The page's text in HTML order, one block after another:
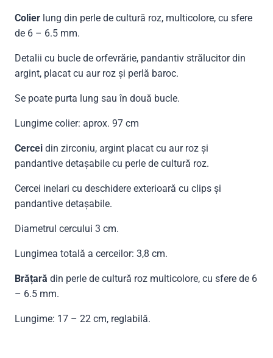
Colier lung din perle de cultură roz, multicolore, cu sfere
de 6 – 6.5 mm.
Detalii cu bucle de orfevrărie, pandantiv strălucitor din
argint, placat cu aur roz și perlă baroc.
Se poate purta lung sau în două bucle.
Lungime colier: aprox. 97 cm
Cercei din zirconiu, argint placat cu aur roz și
pandantive detașabile cu perle de cultură roz.
Cercei inelari cu deschidere exterioară cu clips și
pandantive detașabile.
Diametrul cercului 3 cm.
Lungimea totală a cerceilor: 3,8 cm.
Brățară din perle de cultură roz multicolore, cu sfere de 6
– 6.5 mm.
Lungime: 17 – 22 cm, reglabilă.